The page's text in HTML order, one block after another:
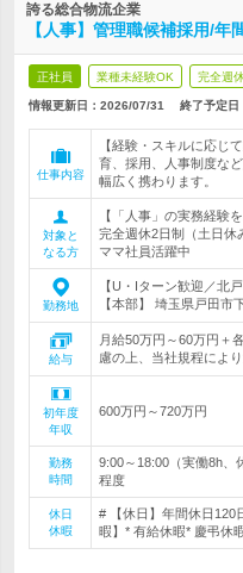
誇る総合物流企業
【人事】管理職候補採用/
正社員 業種未経験OK 完全週
情報更新日：2026/07/31 終了予定日
仕事内容
【経験・スキルに応じ
育、採用、人事制度な
幅広く携わります。
対象と
なる方
【「人事」の実務経験
完全週休2日制（土日休
ママ社員活躍中
勤務地
【U・Iターン歓迎／北
【本部】 埼玉県戸田市
給与
月給50万円～60万円＋
慮の上、当社規程によ
初年度
年収
600万円～720万円
勤務
時間
9:00～18:00（実働8h
程度
休日
休暇
# 【休日】年間休日120
暇】* 有給休暇* 慶弔休